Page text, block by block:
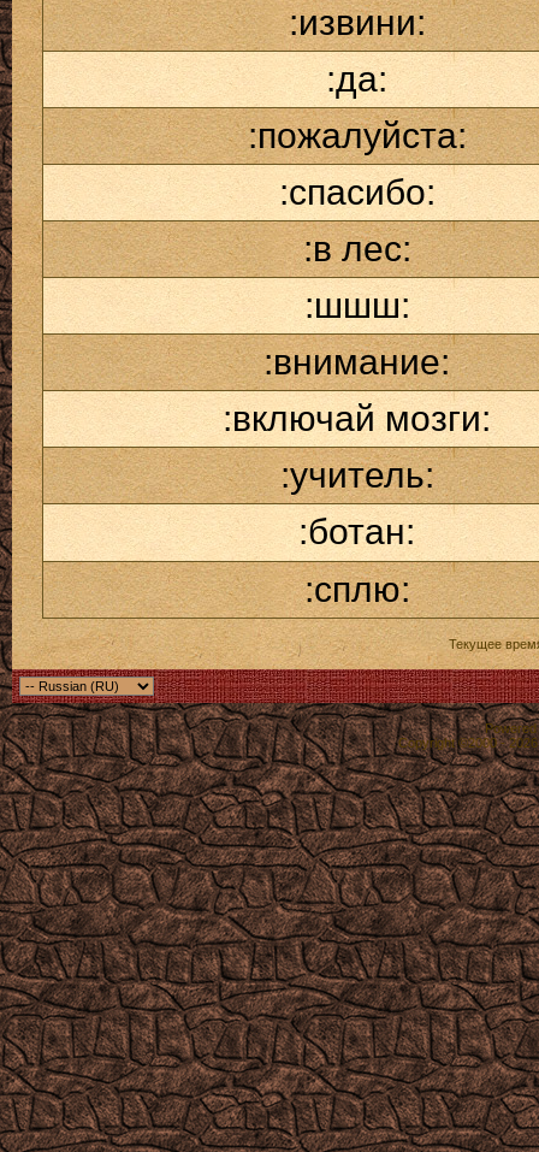
:извини:
:да:
:пожалуйста:
:спасибо:
:в лес:
:шшш:
:внимание:
:включай мозги:
:учитель:
:ботан:
:сплю:
Текущее
Powered
Copyright ©2000 -